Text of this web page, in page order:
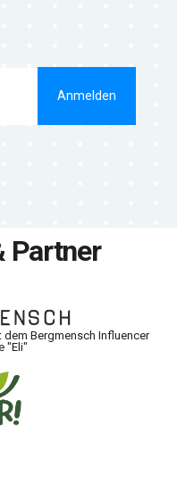
Anmelden
Partner
Bergmensch Influencer
"Eli"